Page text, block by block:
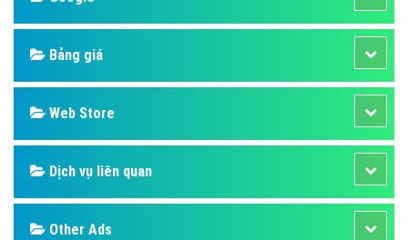
Bảng giá
Web Store
Dịch vụ liên quan
Other Ads